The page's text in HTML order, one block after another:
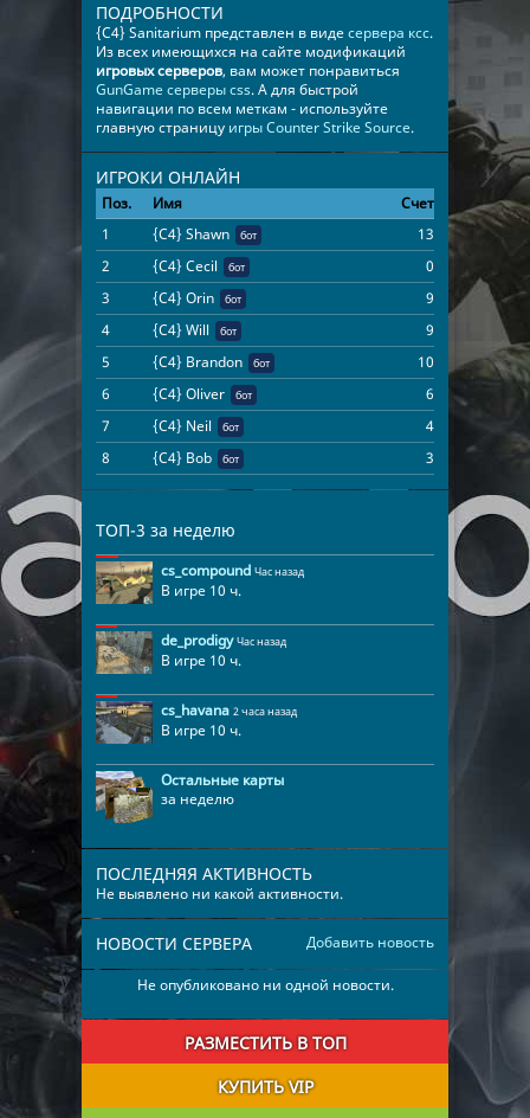
ПОДРОБНОСТИ
{C4} Sanitarium представлен в видесервера ксс.
Из всех имеющихся на сайте модификаций
игровых серверов, вам может понравиться
GunGame серверы css. А для быстрой
навигации по всем меткам - используйте
главную страницу игры Counter Strike Source.
ИГРОКИ ОНЛАЙН
Поз. Имя Счет Время
1
{C4} Shawn бот 13 16:21:17
2
{C4} Cecil бот 0
3
{C4} Orin бот 9 16:21:17
4
{C4} Will бот 9
5
{C4} Brandon бот 10 16:21:17
6
{C4} Oliver бот 6 16:21:17
7
{C4} Neil бот 4
8
{C4} Bob бот 3 16:21:17
ТОП-3 за неделю
cs_compound Час назад
В игре 10 ч.
de_prodigy Час назад
В игре 10 ч.
cs_havana 2 часа назад
В игре 10 ч.
Остальные карты
за неделю
ПОСЛЕДНЯЯ АКТИВНОСТЬ
Не выявлено ни какой активности.
Добавить новость
НОВОСТИ СЕРВЕРА
Не опубликовано ни одной новости.
РАЗМЕСТИТЬ В ТОП
КУПИТЬ VIP